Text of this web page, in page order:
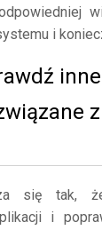
i
się tak,
i